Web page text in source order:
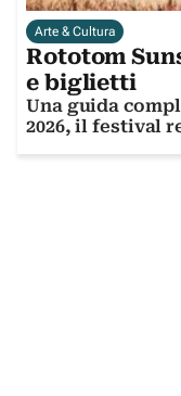
Arte & Cultura
Rototom
e biglietti
Una guida
2026, il festival